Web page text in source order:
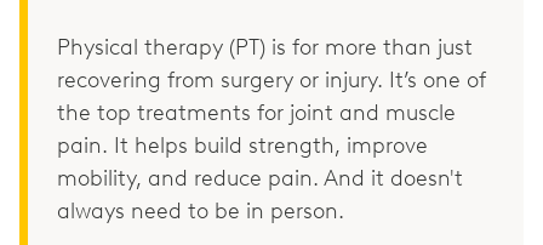
Physical therapy (PT) is for more than just
recovering from surgery or injury. It’s one of
the top treatments for joint and muscle
pain. It helps build strength, improve
mobility, and reduce pain. And it doesn't
always need to be in person.